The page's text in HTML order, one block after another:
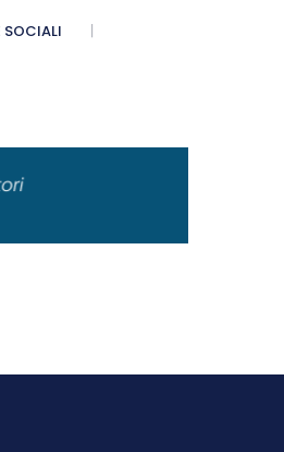
SOCIALI